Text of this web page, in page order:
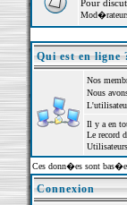
Pour
Qui est en ligne
Nos
Nous
Il y a en
Le record
Ces donn�es sont
Connexion